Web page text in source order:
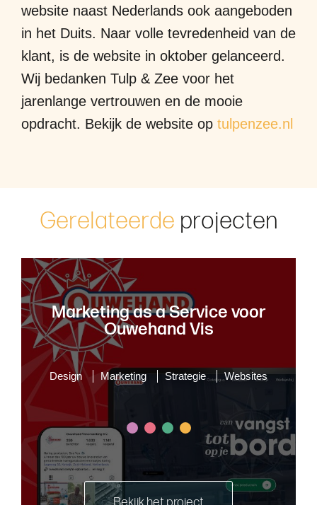
website naast Nederlands ook aangeboden
in het Duits. Naar volle tevredenheid van de
klant, is de website in oktober gelanceerd.
Wij bedanken Tulp & Zee voor het
jarenlange vertrouwen en de mooie
opdracht. Bekijk de website op tulpenzee.nl
Gerelateerde projecten
Marketing as a Service voor
Ouwehand Vis
Design Marketing Strategie Websites